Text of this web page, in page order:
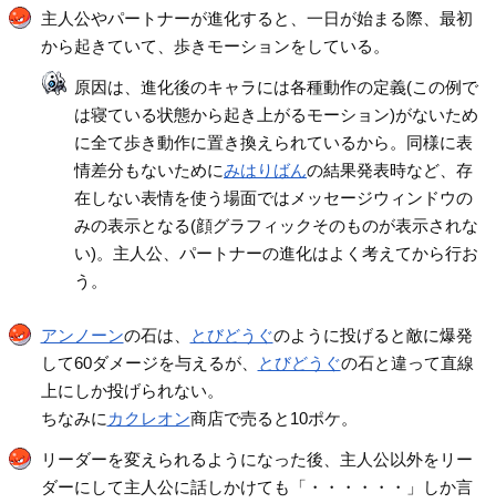
主人公やパートナーが進化すると、一日が始まる際、最初
から起きていて、歩きモーションをしている。
原因は、進化後のキャラには各種動作の定義(この例で
は寝ている状態から起き上がるモーション)がないため
に全て歩き動作に置き換えられているから。同様に表
情差分もないためにみはりばんの結果発表時など、存
在しない表情を使う場面ではメッセージウィンドウの
みの表示となる(顔グラフィックそのものが表示されな
い)。主人公、パートナーの進化はよく考えてから行お
う。
アンノーンの石は、 とびどうぐのように投げると敵に爆発
して60ダメージを与えるが、
とびどうぐの石と違って直線
上にしか投げられない。
ちなみに カクレオン商店で売ると10ポケ。
リーダーを変えられるようになった後、主人公以外をリー
ダーにして主人公に話しかけても「・・・・・・」しか言